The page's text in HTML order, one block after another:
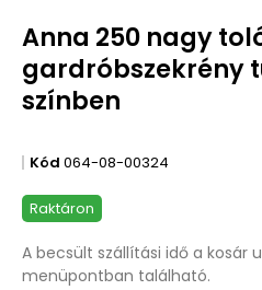
Anna 250 nagy
gardróbszekrény
színben
Kód 064-08-00324
Raktáron
A becsült szállítási idő a kosár
menüpontban található.